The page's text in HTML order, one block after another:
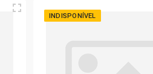
INDISPONÍVEL